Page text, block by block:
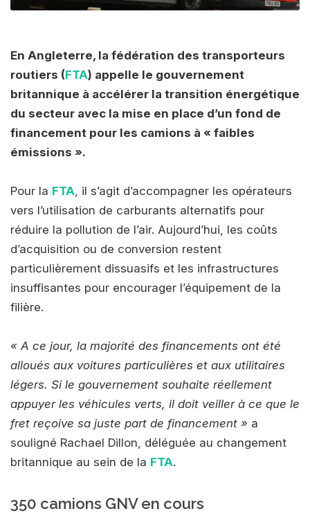
En Angleterre, la fédération des transporteurs
routiers (FTA) appelle le gouvernement
britannique à accélérer la transition énergétique
du secteur avec la mise en place d’un fond de
financement pour les camions à « faibles
émissions ».
Pour la FTA , il s’agit d’accompagner les opérateurs
vers l’utilisation de carburants alternatifs pour
réduire la pollution de l’air. Aujourd’hui, les coûts
d’acquisition ou de conversion restent
particulièrement dissuasifs et les infrastructures
insuffisantes pour encourager l’équipement de la
filière.
« A ce jour, la majorité des financements ont été
alloués aux voitures particulières et aux utilitaires
légers. Si le gouvernement souhaite réellement
appuyer les véhicules verts, il doit veiller à ce que le
fret reçoive sa juste part de financement » a
souligné Rachael Dillon, déléguée au changement
britannique au sein de la FTA.
350 camions GNV en cours